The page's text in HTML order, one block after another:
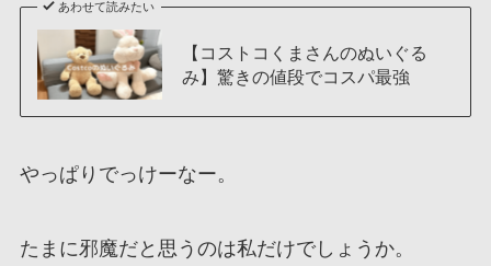
あわせて読みたい
【コストコくまさんのぬいぐる
み】驚きの値段でコスパ最強
やっぱりでっけーなー。
たまに邪魔だと思うのは私だけでしょうか。